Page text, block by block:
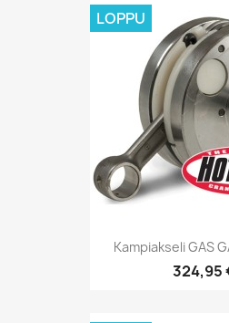
Kampiakseli GAS
324,95
LOPPU